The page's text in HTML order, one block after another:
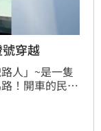
穿越
人」~是一隻
！開車的民眾
一整群羊在